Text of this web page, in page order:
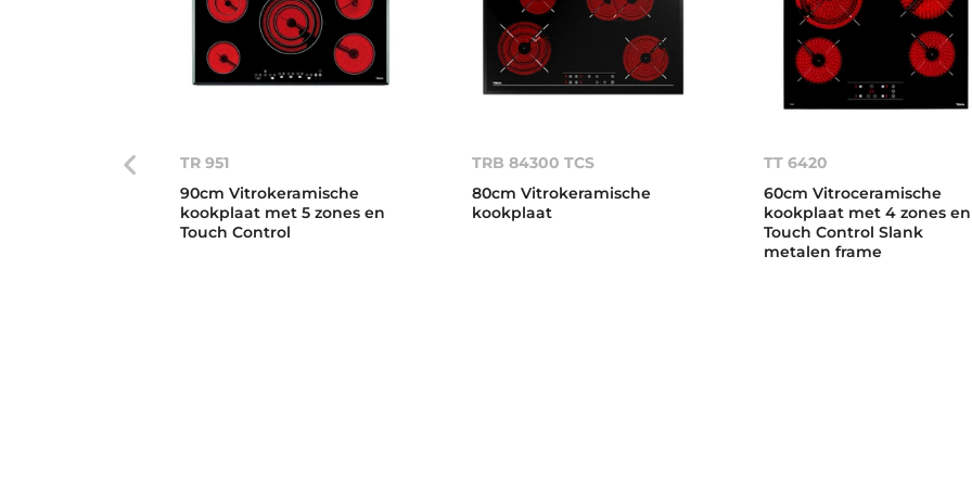
TR 951
90cm Vitrokeramische
kookplaat met 5 zones en
Touch Control
TRB 84300 TCS
80cm Vitrokeramische
kookplaat
TT 6420
60cm Vitroceramische
kookplaat met 4 zones en
Touch Control Slank
metalen frame